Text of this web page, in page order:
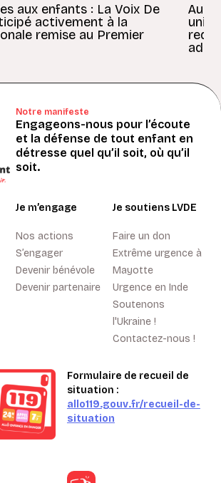
aux enfants : La Voix De
activement à la
remise au Premier
Au
Notre manifeste
Engageons-nous pour l’écoute
et la défense de tout enfant en
détresse quel qu’il soit, où qu’il
soit.
Je m’engage
Nos actions
S’engager
Devenir bénévole
Devenir partenaire
Je soutiens LVDE
Faire un don
Extrême urgence à
Mayotte
Urgence en Inde
Soutenons
l'Ukraine !
Contactez-nous !
Formulaire de recueil de
situation :
allo119.gouv.fr/recueil-de-
situation